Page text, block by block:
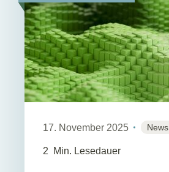
17. November 2025 News
2 Min. Lesedauer